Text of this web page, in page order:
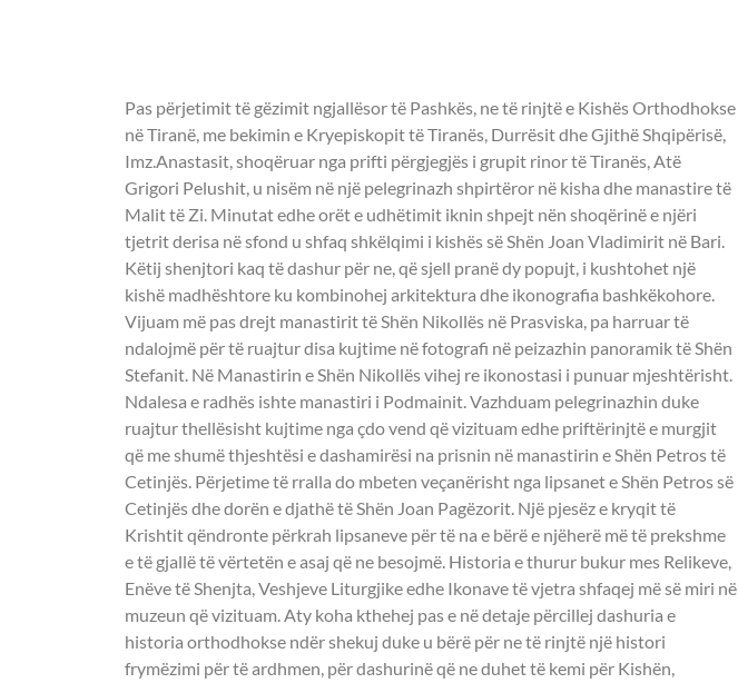
Pas përjetimit të gëzimit ngjallësor të Pashkës, ne të rinjtë e Kishës Orthodhokse
në Tiranë, me bekimin e Kryepiskopit të Tiranës, Durrësit dhe Gjithë Shqipërisë,
Imz.Anastasit, shoqëruar nga prifti përgjegjës i grupit rinor të Tiranës, Atë
Grigori Pelushit, u nisëm në një pelegrinazh shpirtëror në kisha dhe manastire të
Malit të Zi. Minutat edhe orët e udhëtimit iknin shpejt nën shoqërinë e njëri
tjetrit derisa në sfond u shfaq shkëlqimi i kishës së Shën Joan Vladimirit në Bari.
Këtij shenjtori kaq të dashur për ne, që sjell pranë dy popujt, i kushtohet një
kishë madhështore ku kombinohej arkitektura dhe ikonografia bashkëkohore.
Vijuam më pas drejt manastirit të Shën Nikollës në Prasviska, pa harruar të
ndalojmë për të ruajtur disa kujtime në fotografi në peizazhin panoramik të Shën
Stefanit. Në Manastirin e Shën Nikollës vihej re ikonostasi i punuar mjeshtërisht.
Ndalesa e radhës ishte manastiri i Podmainit. Vazhduam pelegrinazhin duke
ruajtur thellësisht kujtime nga çdo vend që vizituam edhe priftërinjtë e murgjit
që me shumë thjeshtësi e dashamirësi na prisnin në manastirin e Shën Petros të
Cetinjës. Përjetime të rralla do mbeten veçanërisht nga lipsanet e Shën Petros së
Cetinjës dhe dorën e djathë të Shën Joan Pagëzorit. Një pjesëz e kryqit të
Krishtit qëndronte përkrah lipsaneve për të na e bërë e njëherë më të prekshme
e të gjallë të vërtetën e asaj që ne besojmë. Historia e thurur bukur mes Relikeve,
Enëve të Shenjta, Veshjeve Liturgjike edhe Ikonave të vjetra shfaqej më së miri në
muzeun që vizituam. Aty koha kthehej pas e në detaje përcillej dashuria e
historia orthodhokse ndër shekuj duke u bërë për ne të rinjtë një histori
frymëzimi për të ardhmen, për dashurinë që ne duhet të kemi për Kishën,